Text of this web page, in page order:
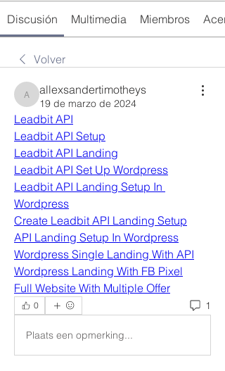
Discusión Multimedia Miembros
Volver
allexsandertimotheys
allexsandertimotheys
19 de marzo de 2024
Leadbit API
Leadbit API Setup
Leadbit API Landing
Leadbit API Set Up Wordpress
Leadbit API Landing Setup In
Wordpress
Create Leadbit API Landing Setup
API Landing Setup In Wordpress
Wordpress Single Landing With API
Wordpress Landing With FB Pixel
Full Website With Multiple Offer
0 1
Plaats een opmerking...